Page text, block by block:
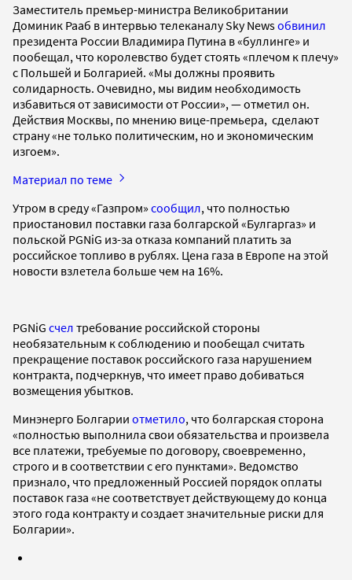
Заместитель премьер-министра Великобритании
Доминик Рааб в интервью телеканалу Sky Newsобвинил
президента России Владимира Путина в «буллинге» и
пообещал, что королевство будет стоять «плечом к плечу»
с Польшей и Болгарией. «Мы должны проявить
солидарность. Очевидно, мы видим необходимость
избавиться от зависимости от России», — отметил он.
Действия Москвы, по мнению вице-премьера, сделают
страну «не только политическим, но и экономическим
изгоем».
Материал по теме
Утром в среду «Газпром» сообщил, что полностью
приостановил поставки газа болгарской «Булгаргаз» и
польской PGNiG из-за отказа компаний платить за
российское топливо в рублях. Цена газа в Европе на этой
новости взлетела больше чем на 16%.
PGNiG счел требование российской стороны
необязательным к соблюдению и пообещал считать
прекращение поставок российского газа нарушением
контракта, подчеркнув, что имеет право добиваться
возмещения убытков.
Минэнерго Болгарии отметило, что болгарская сторона
«полностью выполнила свои обязательства и произвела
все платежи, требуемые по договору, своевременно,
строго и в соответствии с его пунктами». Ведомство
признало, что предложенный Россией порядок оплаты
поставок газа «не соответствует действующему до конца
этого года контракту и создает значительные риски для
Болгарии».